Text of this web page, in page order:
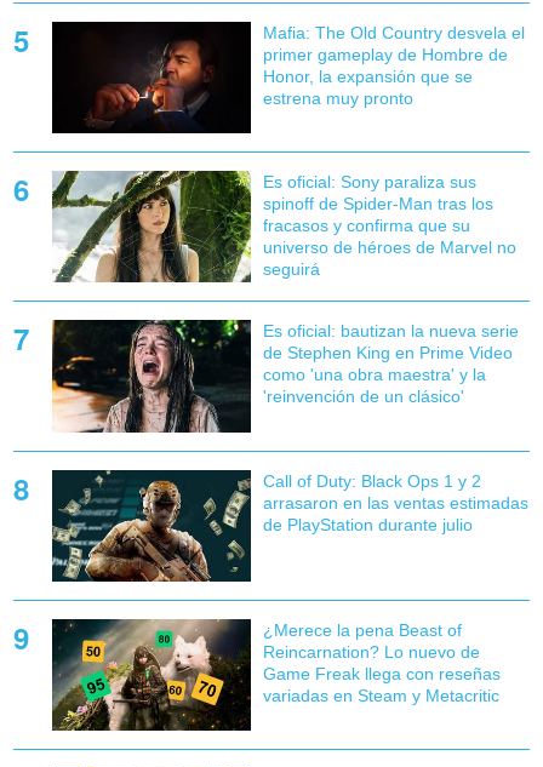
Mafia: The Old Country desvela el
primer gameplay de Hombre de
Honor, la expansión que se
estrena muy pronto
Es oficial: Sony paraliza sus
spinoff de Spider-Man tras los
fracasos y confirma que su
universo de héroes de Marvel no
seguirá
Es oficial: bautizan la nueva serie
de Stephen King en Prime Video
como 'una obra maestra' y la
'reinvención de un clásico'
Call of Duty: Black Ops 1 y 2
arrasaron en las ventas estimadas
de PlayStation durante julio
¿Merece la pena Beast of
Reincarnation? Lo nuevo de
Game Freak llega con reseñas
variadas en Steam y Metacritic